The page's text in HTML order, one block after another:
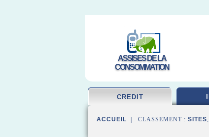
ASSISES DE LA
CONSOMMATION
CREDIT
ACCUEIL | CLASSEMENT : SITES,